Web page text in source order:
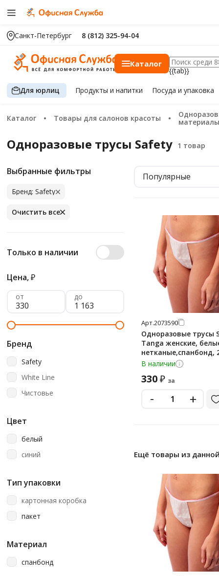
Санкт-Петербург 8 (812) 325-94-04
Каталог
{{tab}}
Для юрлиц Продуктыи напитки Посуда и упаковка
Каталог Товары для салонов красоты
Одноразовые расходные
Одноразовые трусы Safety
Выбранные фильтры
Бренд: Safety
Очистить все
Только в наличии
Цена,₽
от до
Бренд
Safety
White Line
Чистовье
Цвет
белый
синий
Тип упаковки
картонная коробка
пакет
Материал
спанбонд
Популярные
Арт.2073590
Одноразовые трусы
Tanga женские,
нетканые,спанбонд,
В наличии
330₽ за
- +
Ещё товары из